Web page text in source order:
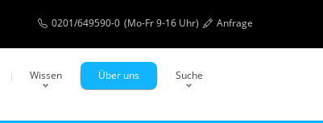
0201/649590-0 (Mo-Fr 9-16 Uhr) Anfrage
Wissen Über uns Suche